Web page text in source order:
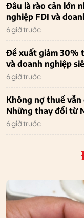
Đâu là rào cản lớn
nghiệp FDI và
6 giờ trước
Đề xuất giảm 30%
và doanh nghiệp
6 giờ trước
Không nợ thuế
Những thay đổi từ
6 giờ trước